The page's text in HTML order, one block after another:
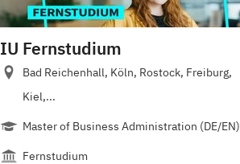
IU Fernstudium
Bad Reichenhall, Köln, Rostock, Freiburg,
Kiel,...
Master of Business Administration (DE/EN)
Fernstudium